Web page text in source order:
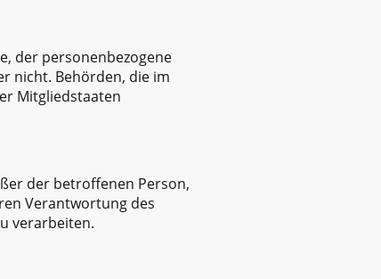
der personenbezogene
nicht. Behörden, die im
Mitgliedstaaten
der betroffenen Person,
Verantwortung des
verarbeiten.